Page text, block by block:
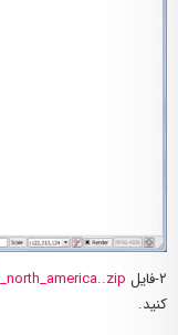
۲-فایل
کنید.